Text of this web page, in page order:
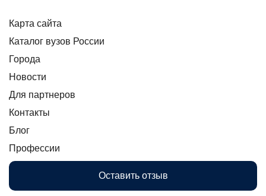
Карта сайта
Каталог вузов России
Города
Новости
Для партнеров
Контакты
Блог
Профессии
Оставить отзыв